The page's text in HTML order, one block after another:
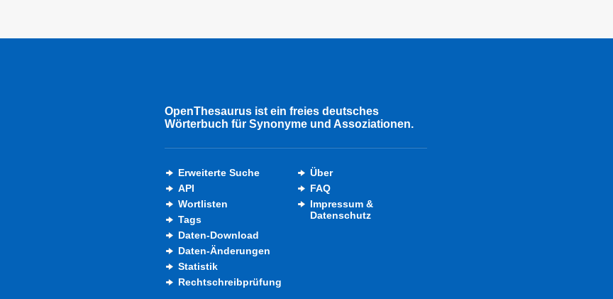
OpenThesaurus ist ein freies deutsches
Wörterbuch für Synonyme und Assoziationen.
Erweiterte Suche
API
Wortlisten
Tags
Daten-Download
Daten-Änderungen
Statistik
Rechtschreibprüfung
Über
FAQ
Impressum &
Datenschutz